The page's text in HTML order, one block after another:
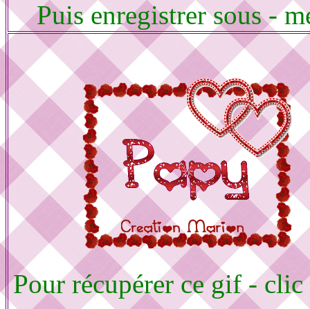
Puis enregistrer sous -
Pour récupérer ce gif -